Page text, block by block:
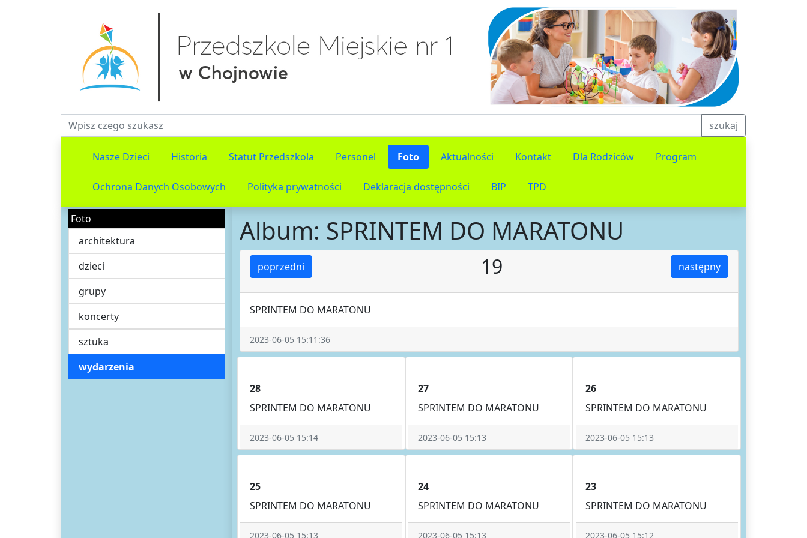
Fraza do wyszukiwania szukaj
Nasze Dzieci Historia Statut Przedszkola Personel Foto Aktualności Kontakt Dla Rodziców Program
Ochrona Danych Osobowych Polityka prywatności Deklaracja dostępności BIP TPD
Foto
architektura
dzieci
grupy
koncerty
sztuka
wydarzenia
Album: SPRINTEM DO MARATONU
poprzedni następny
19
SPRINTEM DO MARATONU
2023-06-05 15:11:36
28
SPRINTEM DO MARATONU
2023-06-05 15:14
27
SPRINTEM DO MARATONU
2023-06-05 15:13
26
SPRINTEM DO MARATONU
2023-06-05 15:13
25
SPRINTEM DO MARATONU
2023-06-05 15:13
24
SPRINTEM DO MARATONU
2023-06-05 15:13
23
SPRINTEM DO MARATONU
2023-06-05 15:12